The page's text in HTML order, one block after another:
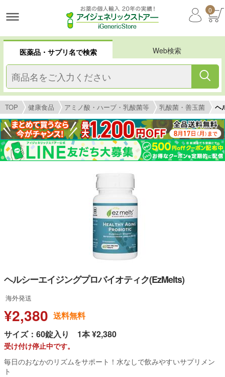
0
医薬品・サプリ名で検索 Web検索
TOP 健康食品 アミノ酸・ハーブ・乳酸菌等 乳酸菌・善玉菌 ヘ
ヘルシーエイジングプロバイオティク(EzMelts)
海外発送
¥2,380 送料無料
サイズ：60錠入り 1本 ¥2,380
受け付け停止中です。
毎日のおなかのリズムをサポート！水なしで飲みやすいサプリメン
ト